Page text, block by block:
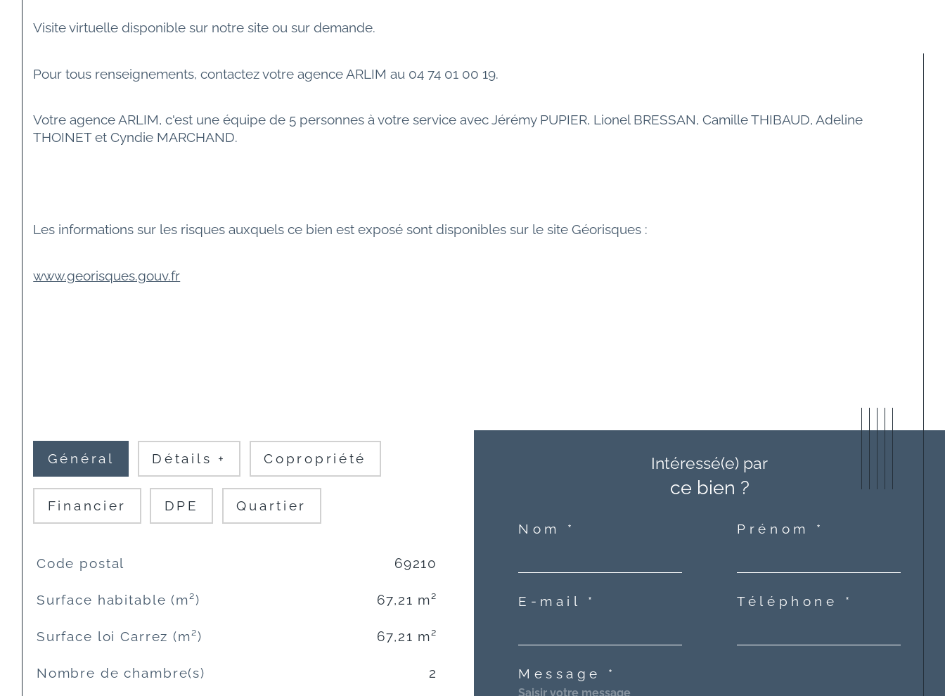
Visite virtuelle disponible sur notre site ou sur demande.
Pour tous renseignements, contactez votre agence ARLIM au 04 74 01 00 19.
Votre agence ARLIM, c'est une équipe de 5 personnes à votre service avec Jérémy PUPIER, Lionel BRESSAN, Camille THIBAUD, Adeline
THOINET et Cyndie MARCHAND.
Les informations sur les risques auxquels ce bien est exposé sont disponibles sur le site Géorisques :
www.georisques.gouv.fr
Général Détails + Copropriété
Financier DPE Quartier
TRAD_SIROCCO_Caracteristique
Code postal 69210
Surface habitable (m²) 67,21 m²
Surface loi Carrez (m²) 67,21 m²
Nombre de chambre(s) 2
Intéressé(e) par
ce bien ?
Nom * Prénom *
E-mail * Téléphone *
Message *